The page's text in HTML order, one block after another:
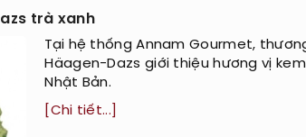
trà xanh
Tại hệ thống Annam Gourmet,
Häagen-Dazs giới thiệu hương vị
Nhật Bản.
[Chi tiết...]